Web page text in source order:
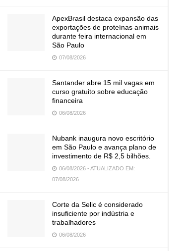
ApexBrasil destaca expansão das
exportações de proteínas animais
durante feira internacional em
São Paulo
07/08/2026
Santander abre 15 mil vagas em
curso gratuito sobre educação
financeira
06/08/2026
Nubank inaugura novo escritório
em São Paulo e avança plano de
investimento de R$ 2,5 bilhões.
06/08/2026 - ATUALIZADO EM:
07/08/2026
Corte da Selic é considerado
insuficiente por indústria e
trabalhadores
06/08/2026